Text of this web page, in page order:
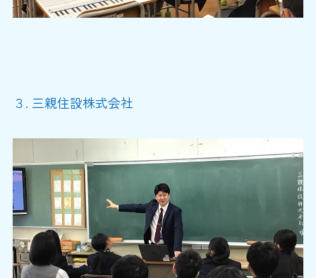
３. 三親住設株式会社